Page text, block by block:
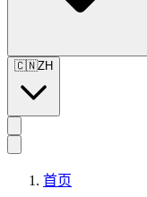
🇨🇳ZH
首页